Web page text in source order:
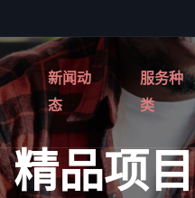
新闻动
态
服务种
类
精品项目